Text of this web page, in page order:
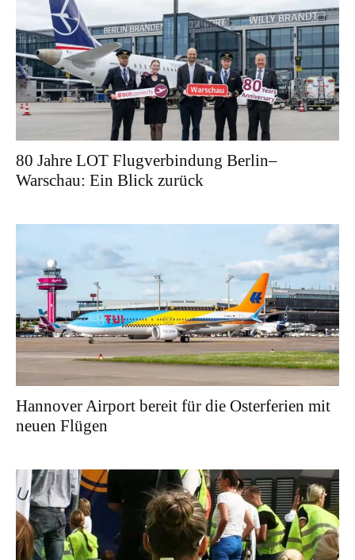
80 Jahre LOT Flugverbindung Berlin–
Warschau: Ein Blick zurück
Hannover Airport bereit für die Osterferien mit
neuen Flügen